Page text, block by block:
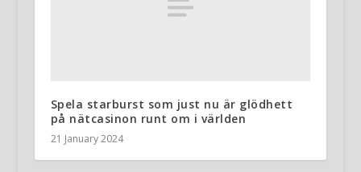
Spela starburst som just nu är glödhett
på nätcasinon runt om i världen
21 January 2024